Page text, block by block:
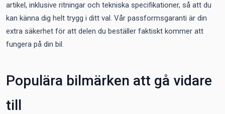
artikel, inklusive ritningar och tekniska specifikationer, så att du
kan känna dig helt trygg i ditt val. Vår passformsgaranti är din
extra säkerhet för att delen du beställer faktiskt kommer att
fungera på din bil.
Populära bilmärken att gå vidare
till